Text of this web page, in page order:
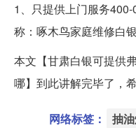
1、只提供上门服务
称：啄木鸟家庭维修白银
本文【甘肃白银可提供
哪】到此讲解完毕了，
网络标签： 抽